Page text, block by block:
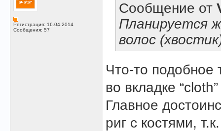
Регистрация: 16.04.2014
Сообщения: 57
Сообщение от
Планируется
волос
Что-то подобное
во вкладке
Главное
риг с костями,